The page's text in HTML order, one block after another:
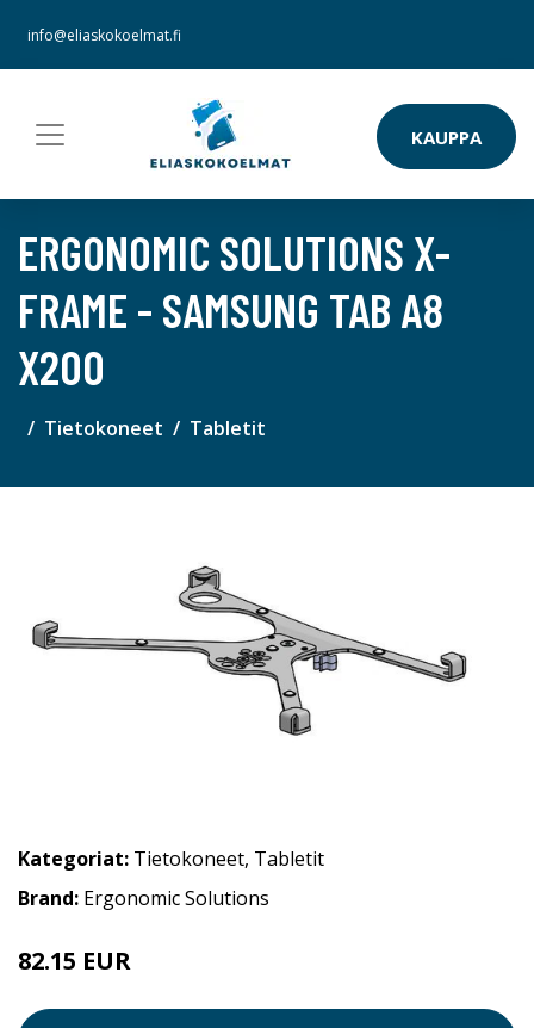
info@eliaskokoelmat.fi
KAUPPA
ERGONOMIC SOLUTIONS X-
FRAME - SAMSUNG TAB A8
X200
Tietokoneet Tabletit
Kategoriat: Tietokoneet, Tabletit
Brand: Ergonomic Solutions
82.15 EUR